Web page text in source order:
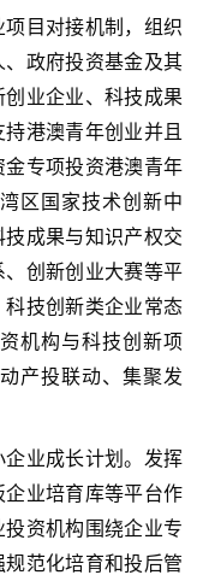
目对接机制，组织
政府投资基金及其
业企业、科技成果
港澳青年创业并且
专项投资港澳青年
区国家技术创新中
成果与知识产权交
创新创业大赛等平
技创新类企业常态
机构与科技创新项
产投联动、集聚发
业成长计划。发挥
业培育库等平台作
资机构围绕企业专
范化培育和投后管